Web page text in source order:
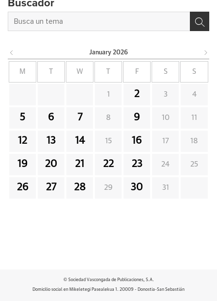
Buscador
January 2026
M W F S S
1 2 3 4
5 6 7 8 9 10 11
12 13 14 15 16 17 18
19 20 21 22 23 24 25
26 27 28 29 30 31
© Sociedad Vascongada de Publicaciones, S.A.
Domicilio social en Mikeletegi Pasealekua 1. 20009 - Donostia-San Sebastián